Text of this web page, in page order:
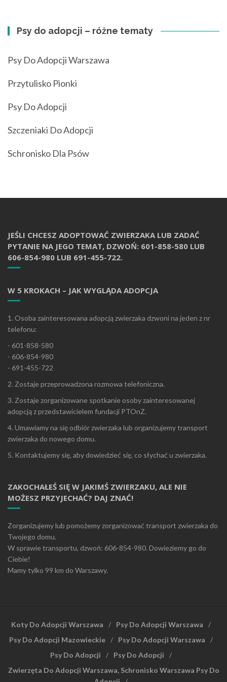
Psy do adopcji – różne tematy
Psy Do Adopcji Warszawa
Przytulisko Pionki
Psy Do Adopcji
Szczeniaki Do Adopcji
Schronisko Dla Psów
JEŚLI CHCESZ ADOPTOWAĆ ZWIERZAKA LUB ZADAĆ
PYTANIE NA JEGO TEMAT, DZWOŃ: 601-858-580 LUB
606-854-980 LUB 691-455-722.
W 5 KROKACH – JAK WYGLĄDA ADOPCJA
1. Osoba zainteresowana adopcją zwierzaka dzwoni na jeden z nr
telefonu:
- 601-858-580
- 606-854-980
- 691-455-722
2. Zostaje przeprowadzona rozmowa telefoniczna.
3. Zostaje zorganizowane spotkanie osoby zainteresowanej
adopcją z przedstawicielem fundacji PTOnZ.
4. Umawiamy na się odbiór zwierzaka lub organizujemy transport
zwierzaka do nowego domu.
5. Kontaktujemy się, aby dowiedzieć się, co słychać u zwierzaka.
ZAKOCHAŁEŚ SIĘ W JAKIMŚ ZWIERZAKU, ALE NIE
MOŻESZ PRZYJECHAĆ? DAJ ZNAĆ!
Zorganizujemy lub pomożemy zorganizować transport zwierzaka do
Twojego domu.
W sprawie transportu, dzwoń: 606-854-980. Dowieziemy go do
Ciebie!
Mamy tylko 99 km do Warszawy.
Koty Do Adopcji Warszawa
Psy Do Adopcji Warszawa
Psy Do Adopcji Mazowieckie
Psy Do Adopcji Warszawa
Psy Do Adopcji
Psy Do Adopcji
Zwierzęta Do Adopcji Warszawa, Schronisko Warszawa Psy Do